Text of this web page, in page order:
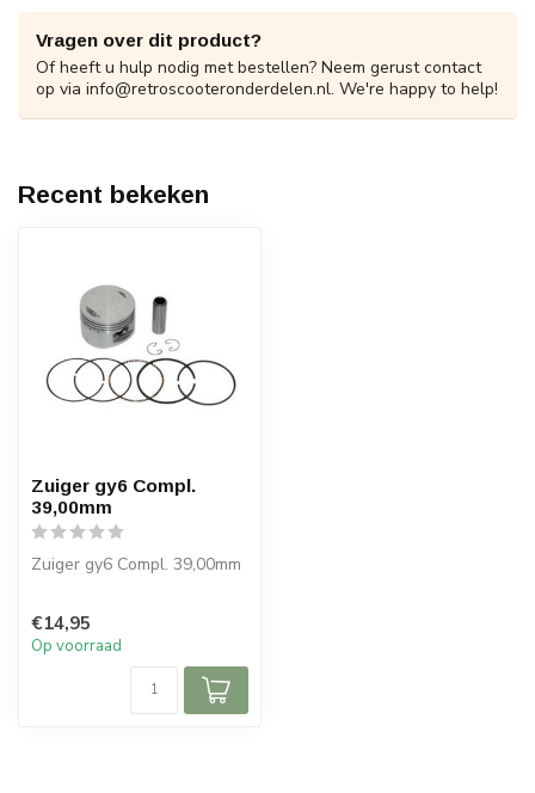
Vragen over dit product?
Of heeft u hulp nodig met bestellen? Neem gerust contact
op via info@retroscooteronderdelen.nl. We're happy to help!
Recent bekeken
Zuiger gy6 Compl.
39,00mm
Zuiger gy6 Compl. 39,00mm
€14,95
Op voorraad